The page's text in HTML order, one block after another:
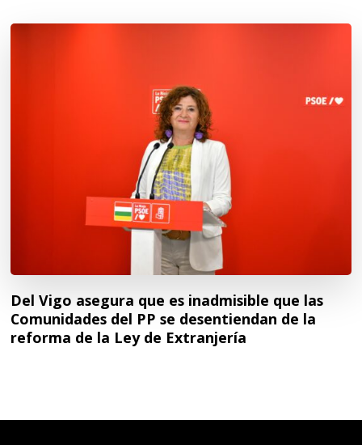
Del Vigo asegura que es inadmisible que las
Comunidades del PP se desentiendan de la
reforma de la Ley de Extranjería